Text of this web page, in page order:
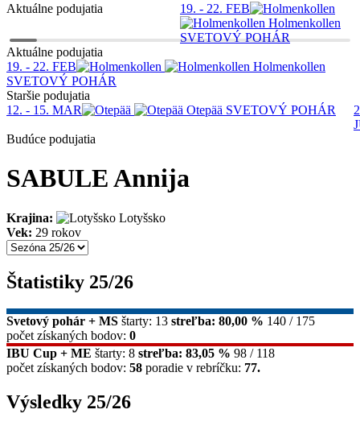
Aktuálne podujatia
19. - 22. FEB
Holmenkollen
SVETOVÝ POHÁR
Aktuálne podujatia
19. - 22. FEB
Holmenkollen
SVETOVÝ POHÁR
Staršie podujatia
12. - 15. MAR
Otepää SVETOVÝ POHÁR
Budúce podujatia
SABULE Annija
Krajina:
Lotyšsko
Vek: 29 rokov
Štatistiky 25/26
Svetový pohár + MS štarty: 13 streľba: 80,00 % 140 / 175
počet získaných bodov: 0
IBU Cup + ME štarty: 8 streľba: 83,05 % 98 / 118
počet získaných bodov: 58 poradie v rebríčku: 77.
Výsledky 25/26